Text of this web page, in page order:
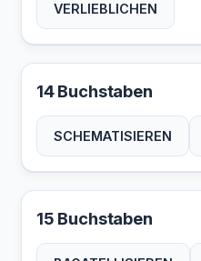
VERLIEBLICHEN
14 Buchstaben
SCHEMATISIEREN
15 Buchstaben